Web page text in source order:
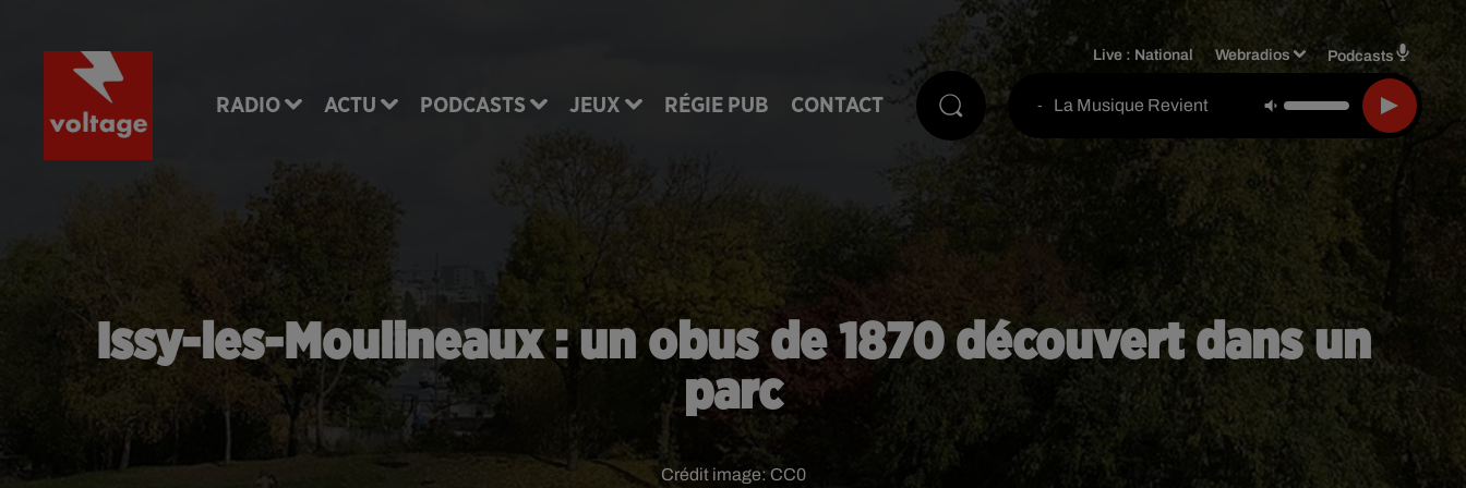
RADIO ACTU PODCASTS JEUX RÉGIE PUB CONTACT
Live : National Webradios Podcasts
- La Musique Revient
Issy-les-Moulineaux : un obus de 1870 découvert dans un
parc
Crédit image: CC0